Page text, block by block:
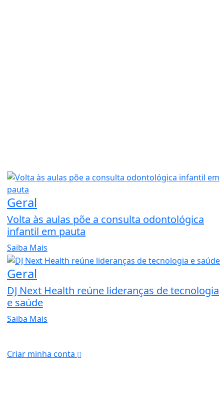
Geral
Volta às aulas põe a consulta odontológica
infantil em pauta
Saiba Mais
Geral
DJ Next Health reúne lideranças de tecnologia
e saúde
Saiba Mais
Criar minha conta